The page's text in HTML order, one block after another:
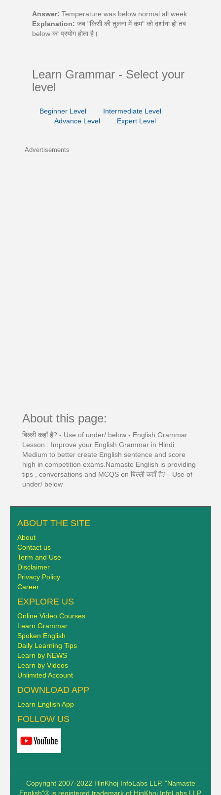
Answer: Temperature was below normal all week.
Explanation: जब "किसी की तुलना में कम" को दर्शाना हो तब
below का प्रयोग होता है।
Learn Grammar - Select your
level
Beginner Level
Intermediate Level
Advance Level
Expert Level
Advertisements
About this page:
बिल्ली कहाँ है? - Use of under/ below - English Grammar
Lesson : Improve your English Grammar in Hindi
Medium to better create English sentence and score
high in competition exams.Namaste English is providing
tips , conversations and MCQS on बिल्ली कहाँ है? - Use of
under/ below
ABOUT THE SITE
About
Contact us
Term and Use
Disclaimer
Privacy Policy
Career
EXPLORE US
Online Video Courses
Learn Grammar
Spoken English
Daily Learning Tips
Learn by NEWS
Learn by Videos
Unlimited Account
DOWNLOAD APP
Learn English App
FOLLOW US
Copyright 2007-2022 HinKhoj InfoLabs LLP. "Namaste
English"® is registered trademark of HinKhoj InfoLabs LLP.